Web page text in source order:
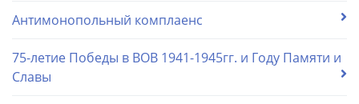
Антимонопольный комплаенс
75-летие Победы в ВОВ 1941-1945гг. и Году Памяти и
Славы